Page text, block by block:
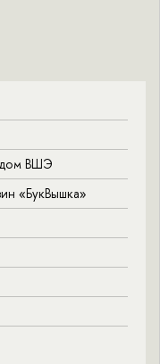
дом ВШЭ
«БукВышка»